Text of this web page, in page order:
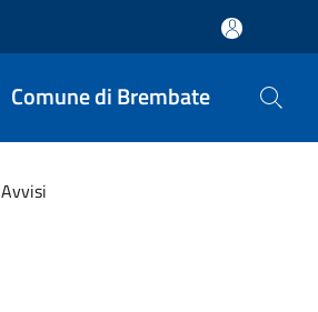
Comune di Brembate
Avvisi